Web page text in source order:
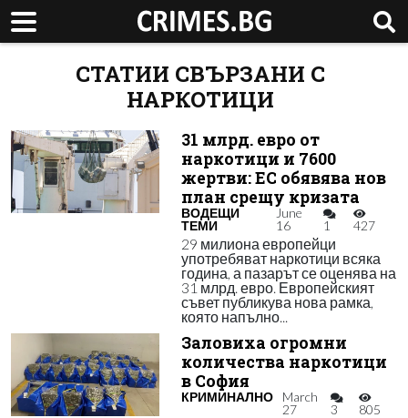
СТАТИИ СВЪРЗАНИ С
НАРКОТИЦИ
31 млрд. евро от
наркотици и 7600
жертви: ЕС обявява нов
план срещу кризата
ВОДЕЩИ
ТЕМИ
June
16
1 427
29 милиона европейци
употребяват наркотици всяка
година, а пазарът се оценява на
31 млрд. евро. Европейският
съвет публикува нова рамка,
която напълно...
Заловиха огромни
количества наркотици
в София
КРИМИНАЛНО
March
27
3 805